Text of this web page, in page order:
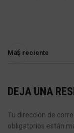
Más reciente
DEJA UNA
Tu dirección de
obligatorios están